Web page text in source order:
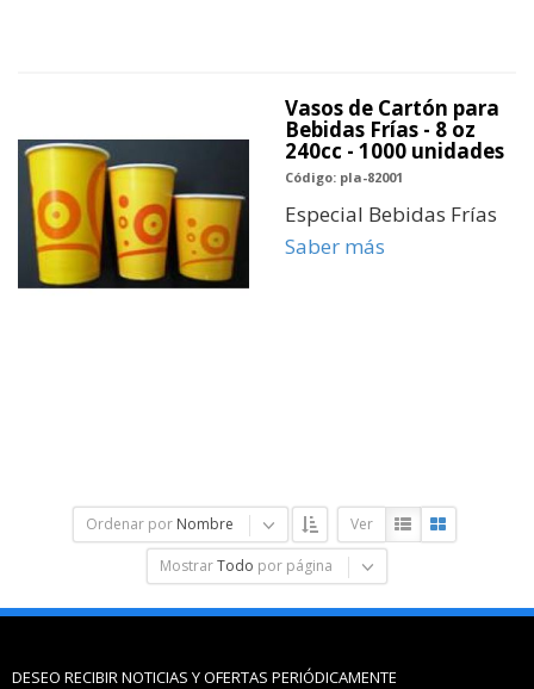
Vasos de Cartón para
Bebidas Frías - 8 oz
240cc - 1000 unidades
Código: pla-82001
Especial Bebidas Frías
Saber más
Ordenar por Nombre Ver
MostrarTodo por página
DESEO RECIBIR NOTICIAS Y OFERTAS PERIÓDICAMENTE